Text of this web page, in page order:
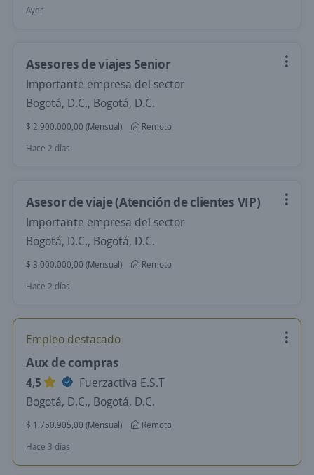
Ayer
Asesores de viajes Senior
Importante empresa del sector
Bogotá, D.C., Bogotá, D.C.
$ 2.900.000,00 (Mensual)
Remoto
Hace 2 días
Asesor de viaje (Atención de clientes VIP)
Importante empresa del sector
Bogotá, D.C., Bogotá, D.C.
$ 3.000.000,00 (Mensual)
Remoto
Hace 2 días
Empleo destacado
Aux de compras
4,5
Fuerzactiva E.S.T
Bogotá, D.C., Bogotá, D.C.
$ 1.750.905,00 (Mensual)
Remoto
Hace 3 días